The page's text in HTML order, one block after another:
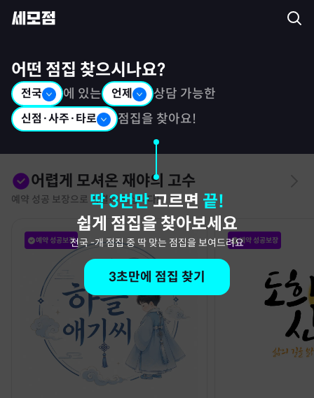
어떤 점집 찾으시나요?
전국 에 있는 언제 상담 가능한
신점·사주·타로 점집을 찾아요!
딱 3번만 고르면 끝!
쉽게 점집을 찾아보세요
전국-개 점집 중 딱 맞는 점집을 보여드려요
3초만에 점집 찾기
어렵게 모셔온 재야의 고수
예약 성공 보장으로 특별히 모십니다!
예약 성공보장 예약 성공보장